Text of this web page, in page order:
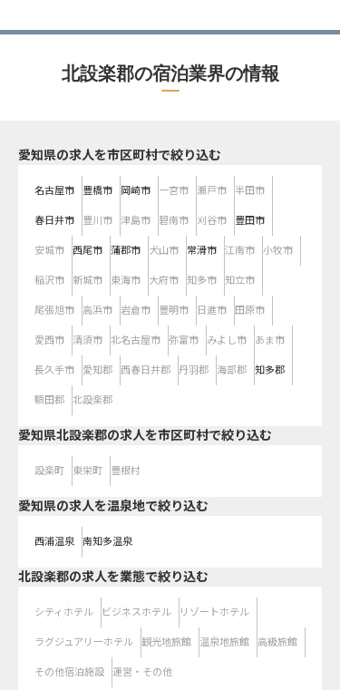
北設楽郡の宿泊業界の情報
愛知県の求人を市区町村で絞り込む
名古屋市 豊橋市 岡崎市 一宮市 瀬戸市 半田市
春日井市 豊川市 津島市 碧南市 刈谷市 豊田市
安城市 西尾市 蒲郡市 犬山市 常滑市 江南市 小牧市
稲沢市 新城市 東海市 大府市 知多市 知立市
尾張旭市 高浜市 岩倉市 豊明市 日進市 田原市
愛西市 清須市 北名古屋市 弥富市 みよし市 あま市
長久手市 愛知郡 西春日井郡 丹羽郡 海部郡 知多郡
額田郡 北設楽郡
愛知県北設楽郡の求人を市区町村で絞り込む
設楽町 東栄町 豊根村
愛知県の求人を温泉地で絞り込む
西浦温泉 南知多温泉
北設楽郡の求人を業態で絞り込む
シティホテル ビジネスホテル リゾートホテル
ラグジュアリーホテル 観光地旅館 温泉地旅館 高級旅館
その他宿泊施設 運営・その他